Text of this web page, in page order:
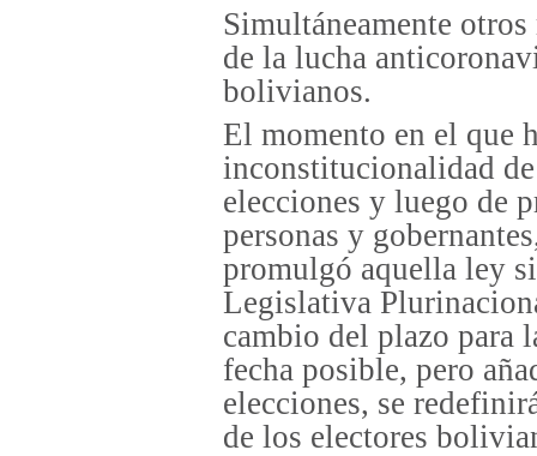
Simultáneamente
de la lucha
bolivianos.
El momento en el que
inconstitucionalidad
elecciones y luego de
personas y
promulgó aquella ley
Legislativa
cambio del plazo para
fecha posible, pero
elecciones, se
de los electores